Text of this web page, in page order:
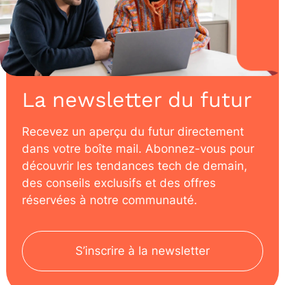
La newsletter du futur
Recevez un aperçu du futur directement
dans votre boîte mail. Abonnez-vous pour
découvrir les tendances tech de demain,
des conseils exclusifs et des offres
réservées à notre communauté.
S’inscrire à la newsletter